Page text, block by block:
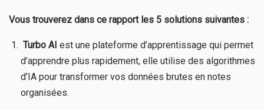
Vous trouverez dans ce rapport les 5 solutions suivantes :
Turbo AI est une plateforme d’apprentissage qui permet
d’apprendre plus rapidement, elle utilise des algorithmes
d’IA pour transformer vos données brutes en notes
organisées.